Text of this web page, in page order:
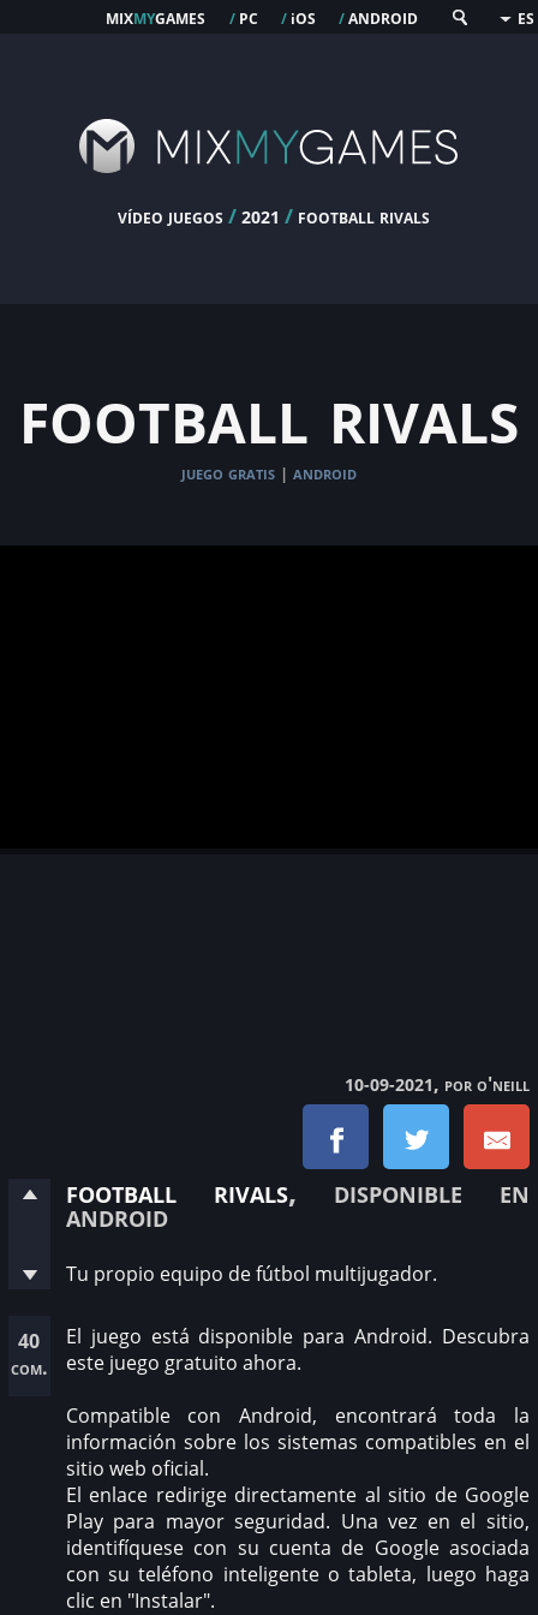
mixmygames / pc / ios /android ES
vídeo juegos / 2021 / football rivals
football rivals
juego gratis | android
10-09-2021, por o'neill
40
com.
football rivals, disponible en
android
Tu propio equipo de fútbol multijugador.
El juego está disponible para Android. Descubra
este juego gratuito ahora.
Compatible con Android, encontrará toda la
información sobre los sistemas compatibles en el
sitio web oficial.
El enlace redirige directamente al sitio de Google
Play para mayor seguridad. Una vez en el sitio,
identifíquese con su cuenta de Google asociada
con su teléfono inteligente o tableta, luego haga
clic en "Instalar".